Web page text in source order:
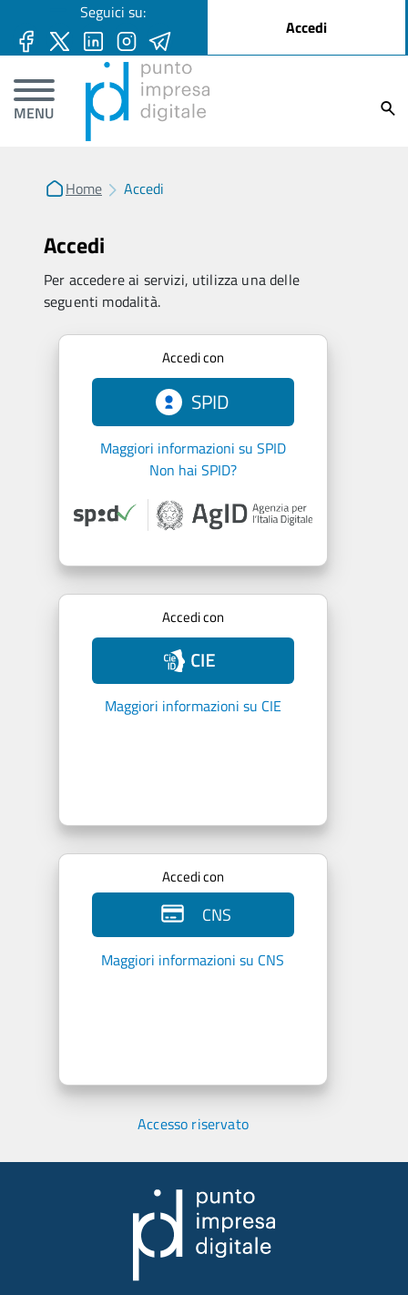
Seguici su: User account menu
Accedi
MENU
Home Accedi
Accedi
Per accedere ai servizi, utilizza una delle
seguenti modalità.
Accedi con
SPID
Maggiori informazioni su SPID
Non hai SPID?
Accedi con
Maggiori informazioni su CIE
Accedi con
CNS
Maggiori informazioni su CNS
Accesso riservato